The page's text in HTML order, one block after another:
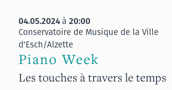
04.05.2024à 20:00
Conservatoire de Musique de la Ville
d'Esch/Alzette
Piano Week
Les touches à travers le temps